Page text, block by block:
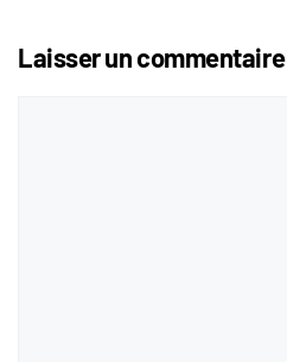
Laisser un commentaire